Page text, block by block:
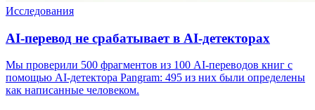
Исследования
AI-перевод не срабатывает в AI-детекторах
Мы проверили 500 фрагментов из 100 AI-переводов книг с
помощью AI-детектора Pangram: 495 из них были определены
как написанные человеком.